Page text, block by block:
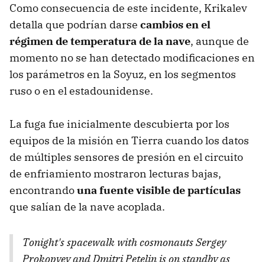
Como consecuencia de este incidente, Krikalev
detalla que podrían darse cambios en el
régimen de temperatura de la nave, aunque de
momento no se han detectado modificaciones en
los parámetros en la Soyuz, en los segmentos
ruso o en el estadounidense.
La fuga fue inicialmente descubierta por los
equipos de la misión en Tierra cuando los datos
de múltiples sensores de presión en el circuito
de enfriamiento mostraron lecturas bajas,
encontrandouna fuente visible de partículas
que salían de la nave acoplada.
Tonight's spacewalk with cosmonauts Sergey
Prokopyev and Dmitri Petelin is on standby as